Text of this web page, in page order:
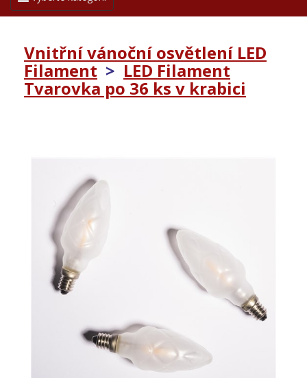
navigation
Vnitřní vánoční osvětlení LED
Filament > LED Filament
Tvarovka po 36 ks v krabici